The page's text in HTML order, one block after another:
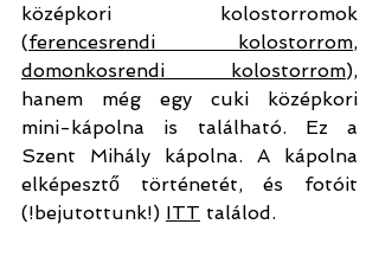
középkori kolostorromok
(ferencesrendi kolostorrom
domonkosrendi kolostorrom),
hanem még egy cuki középkori
mini-kápolna is található. Ez a
Szent Mihály kápolna. A kápolna
elképesztő történetét, és fotóit
(!bejutottunk!) ITT találod.